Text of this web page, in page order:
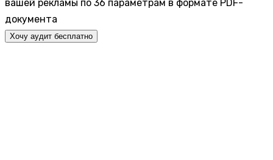
вашей рекламы по 36 параметрам в формате PDF-
документа
Хочу аудит бесплатно